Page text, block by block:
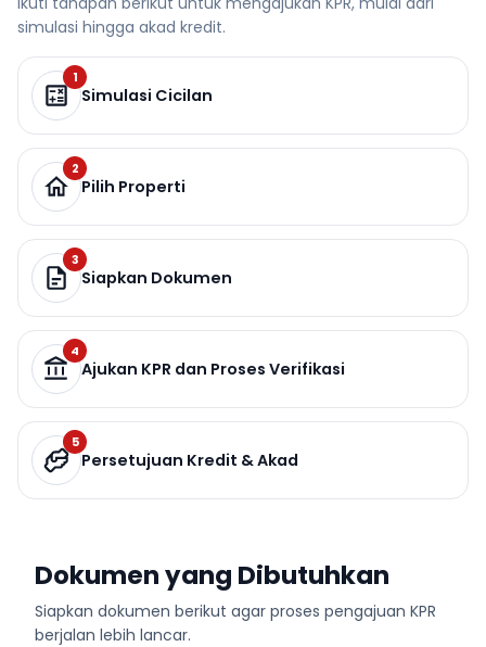
simulasi hingga akad kredit.
1
Simulasi Cicilan
2
Pilih Properti
3
Siapkan Dokumen
4
Ajukan KPR dan Proses Verifikasi
5
Persetujuan Kredit & Akad
Dokumen yang Dibutuhkan
Siapkan dokumen berikut agar proses pengajuan KPR
berjalan lebih lancar.